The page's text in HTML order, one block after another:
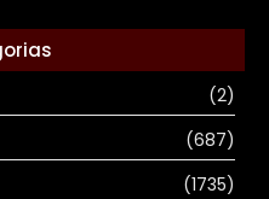
(2)
(687)
(1735)